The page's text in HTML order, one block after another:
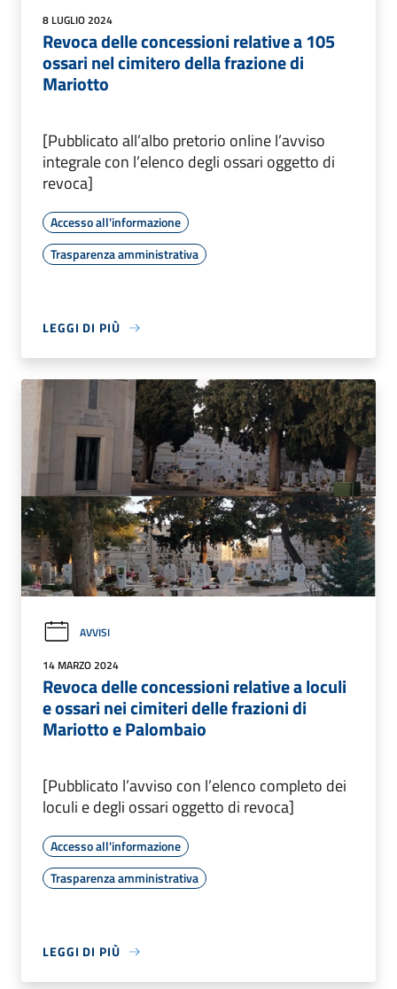
8 LUGLIO 2024
Revoca delle concessioni relative a 105
ossari nel cimitero della frazione di
Mariotto
[Pubblicato all’albo pretorio online l’avviso
integrale con l’elenco degli ossari oggetto di
revoca]
Accesso all'informazione
Trasparenza amministrativa
LEGGI DI PIÙ
AVVISI
14 MARZO 2024
Revoca delle concessioni relative a loculi
e ossari nei cimiteri delle frazioni di
Mariotto e Palombaio
[Pubblicato l’avviso con l’elenco completo dei
loculi e degli ossari oggetto di revoca]
Accesso all'informazione
Trasparenza amministrativa
LEGGI DI PIÙ